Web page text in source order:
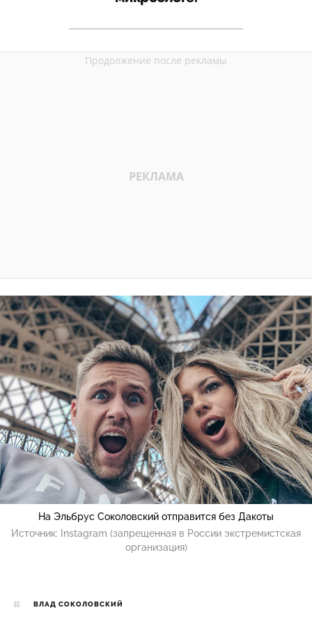
На Эльбрус Соколовский отправится без Дакоты
Источник: Instagram (запрещенная в России экстремистская
организация)
ВЛАД СОКОЛОВСКИЙ